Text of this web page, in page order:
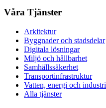
Våra Tjänster
Arkitektur
Byggnader och stadsdelar
Digitala lösningar
Miljö och hållbarhet
Samhällssäkerhet
Transportinfrastruktur
Vatten, energi och industri
Alla tjänster